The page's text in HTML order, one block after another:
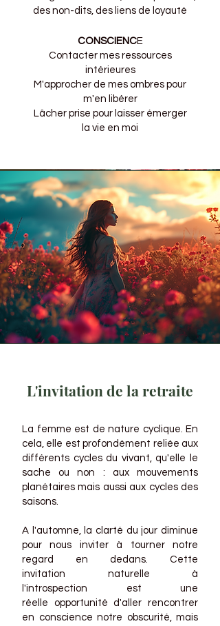
des non-dits, des liens de loyauté
CONSCIENCE
Contacter mes ressources
intérieures
M'approcher de mes ombres pour
m'en libérer
Lâcher prise pour laisser émerger
la vie en moi
L'invitation de la retraite
La femme est de nature cyclique. En
cela, elle estprofondément reliée aux
différents cycles du vivant, qu'elle le
sache ou non : aux mouvements
planétaires mais aussi aux cycles des
saisons.
A l'automne, la clarté du jour diminue
pour nous inviter à tourner notre
regard en dedans. Cette
invitation
naturelle à
l'introspection est une
réelle opportunité d'aller rencontrer
en conscience notre obscurité, mais